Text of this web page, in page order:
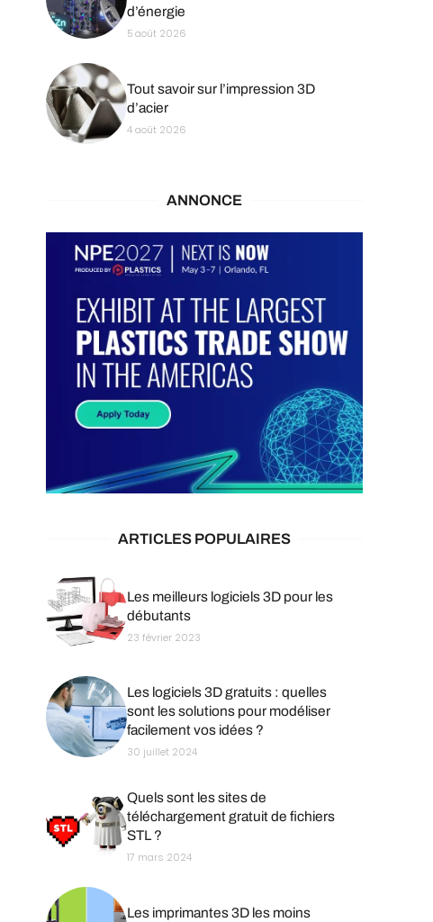
d’énergie
5 août 2026
Tout savoir sur l’impression 3D
d’acier
4 août 2026
ANNONCE
ARTICLES POPULAIRES
Les meilleurs logiciels 3D pour les
débutants
23 février 2023
Les logiciels 3D gratuits : quelles
sont les solutions pour modéliser
facilement vos idées ?
30 juillet 2024
Quels sont les sites de
téléchargement gratuit de fichiers
STL ?
17 mars 2024
Les imprimantes 3D les moins